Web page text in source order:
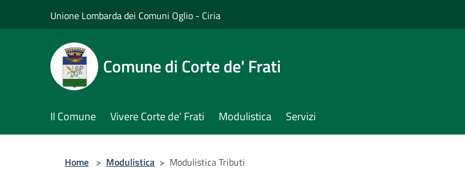
Unione Lombarda dei Comuni Oglio - Ciria
Comune di Corte de' Frati
Il Comune Vivere Corte de' Frati Modulistica Servizi
Home > Modulistica > Modulistica Tributi